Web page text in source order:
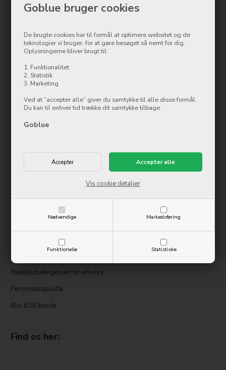
Goblue bruger cookies
De brugte cookies har til formål at optimere websitet og de
teknologier vi bruger, for at gøre besøget så nemt for dig.
Oplysningerne bliver brugt til:
1. Funktionalitet
2. Statistik
3. Marketing
Ved at ”accepter alle” giver du samtykke til alle disse formål.
Du kan til enhver tid trække dit samtykke tilbage.
Goblue
Nødvendige Markedsføring
Funktionelle Statistiske
Vis cookie detaljer
Kontakt
Østergade 8
7500 Holstebro
info@ollycom.dk
Åbningstider
Mandag
09:00-17:00
Onsdag
Lørdag
10:00-14:00
Lukket
Service og reparation
Handelsbetingelser
Handelsbetingelser for erhverv
Persondatapolitik
Bliv B2B kunde
Find os her: